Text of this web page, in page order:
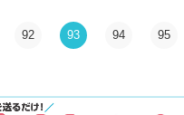
92 93 94 95